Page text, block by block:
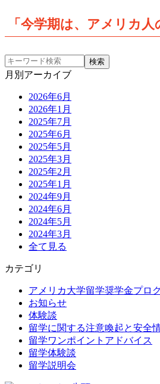
「今学期は、アメリカ
月別アーカイブ
2026年6月
2026年1月
2025年7月
2025年6月
2025年5月
2025年3月
2025年2月
2025年1月
2024年9月
2024年6月
2024年5月
2024年3月
全て見る
カテゴリ
アメリカ大学留学奨学金プロ
お知らせ
体験談
留学に関する注意喚起と安全
留学ワンポイントアドバイス
留学体験談
留学説明会